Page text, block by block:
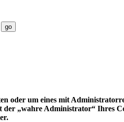
oder um eines mit
der „wahre Administrator“ Ihres